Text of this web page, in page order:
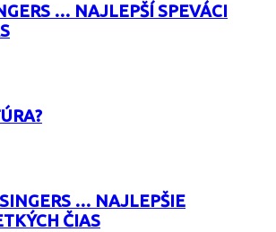
… NAJLEPŠÍ SPEVÁCI
… NAJLEPŠIE
ČIAS